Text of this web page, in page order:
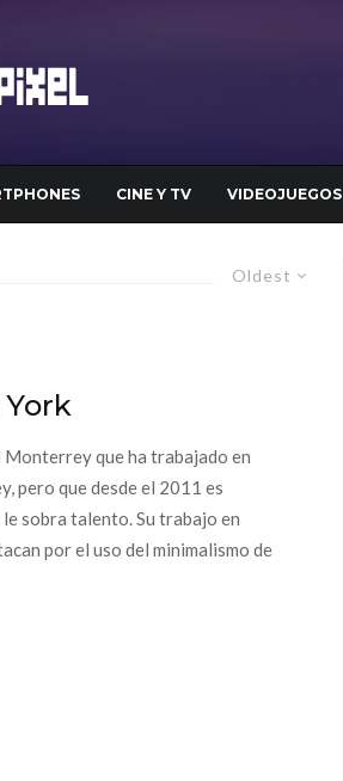
CINE Y TV VIDEOJUEGOS
Oldest
que ha trabajado en
pero que desde el 2011 es
sobra talento. Su trabajo en
por el uso del minimalismo de